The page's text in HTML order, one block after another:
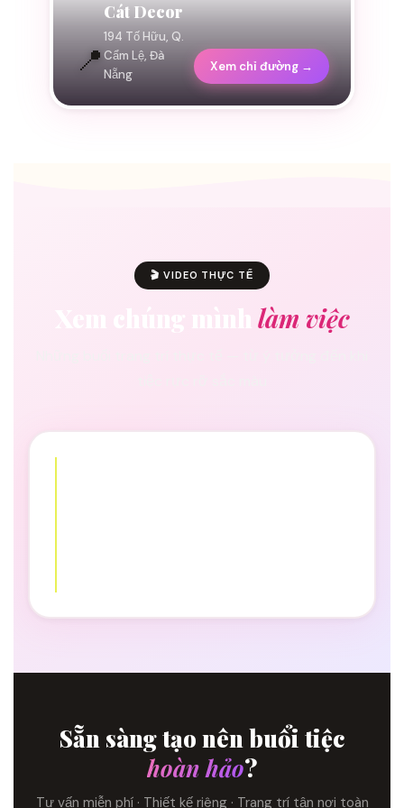
📍
Cát Decor
194 Tố Hữu, Q.
Cẩm Lệ, Đà
Nẵng
Xem chỉ đường →
🎬 VIDEO THỰC TẾ
Xem chúng mình làm việc
Sẵn sàng tạo nên buổi tiệc
hoàn hảo?
Tư vấn miễn phí · Thiết kế riêng · Trang trí tận nơi toàn